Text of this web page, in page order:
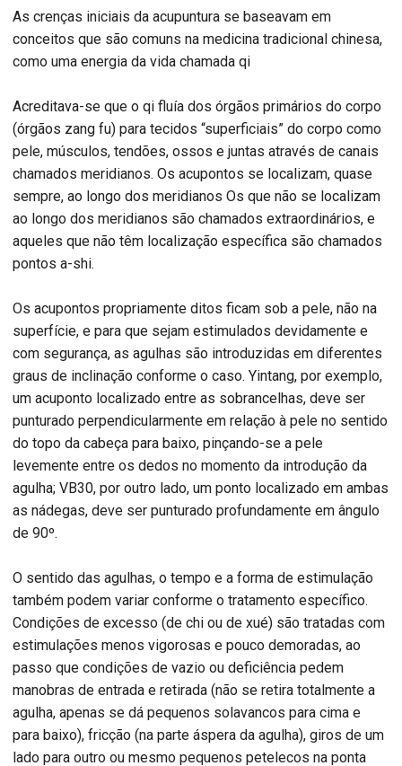
As crenças iniciais da acupuntura se baseavam em
conceitos que são comuns na medicina tradicional chinesa,
como uma energia da vida chamada qi
Acreditava-se que o qi fluía dos órgãos primários do corpo
(órgãos zang fu) para tecidos “superficiais” do corpo como
pele, músculos, tendões, ossos e juntas através de canais
chamados meridianos. Os acupontos se localizam, quase
sempre, ao longo dos meridianos Os que não se localizam
ao longo dos meridianos são chamados extraordinários, e
aqueles que não têm localização específica são chamados
pontos a-shi.
Os acupontos propriamente ditos ficam sob a pele, não na
superfície, e para que sejam estimulados devidamente e
com segurança, as agulhas são introduzidas em diferentes
graus de inclinação conforme o caso. Yintang, por exemplo,
um acuponto localizado entre as sobrancelhas, deve ser
punturado perpendicularmente em relação à pele no sentido
do topo da cabeça para baixo, pinçando-se a pele
levemente entre os dedos no momento da introdução da
agulha; VB30, por outro lado, um ponto localizado em ambas
as nádegas, deve ser punturado profundamente em ângulo
de 90º.
O sentido das agulhas, o tempo e a forma de estimulação
também podem variar conforme o tratamento específico.
Condições de excesso (de chi ou de xué) são tratadas com
estimulações menos vigorosas e pouco demoradas, ao
passo que condições de vazio ou deficiência pedem
manobras de entrada e retirada (não se retira totalmente a
agulha, apenas se dá pequenos solavancos para cima e
para baixo), fricção (na parte áspera da agulha), giros de um
lado para outro ou mesmo pequenos petelecos na ponta